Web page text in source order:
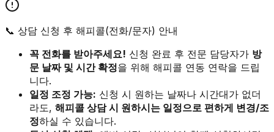
📞 상담 신청 후 해피콜(전화/문자) 안내
꼭 전화를 받아주세요! 신청 완료 후 전문 담당자가 방
문 날짜 및 시간 확정을 위해 해피콜 연동 연락을 드립
니다.
일정 조정 가능: 신청 시 원하는 날짜나 시간대가 없더
라도, 해피콜 상담 시 원하시는 일정으로 편하게 변경/조
정하실 수 있습니다.